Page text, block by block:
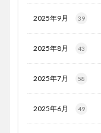
2025年9月 39
2025年8月 43
2025年7月 58
2025年6月 49